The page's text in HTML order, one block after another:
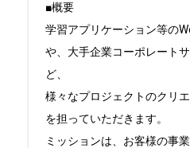
■概要
学習アプリケーション等の
や、大手企業コーポレート
ど、
様々なプロジェクトのクリ
を担っていただきます。
ミッションは、お客様の事